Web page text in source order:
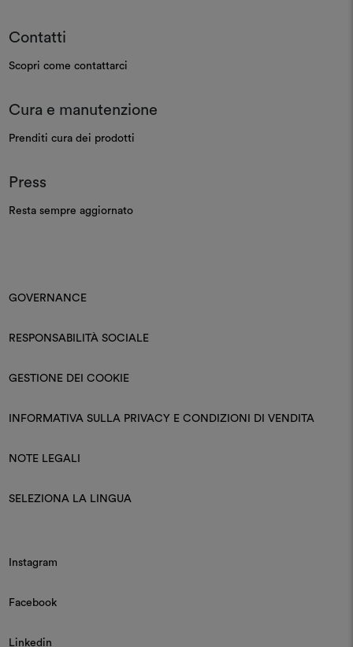
Contatti
Scopri come contattarci
Cura e manutenzione
Prenditi cura dei prodotti
Press
Resta sempre aggiornato
GOVERNANCE
RESPONSABILITÀ SOCIALE
GESTIONE DEI COOKIE
INFORMATIVA SULLA PRIVACY E CONDIZIONI DI VENDITA
NOTE LEGALI
SELEZIONA LA LINGUA
Instagram
Facebook
Linkedin